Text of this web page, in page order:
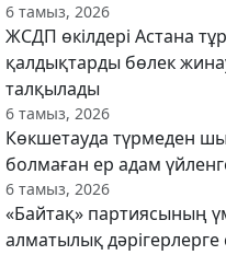
6 тамыз, 2026
ЖСДП өкілдері Астана
қалдықтарды бөлек
талқылады
6 тамыз, 2026
Көкшетауда түрмеден
болмаған ер адам
6 тамыз, 2026
«Байтақ» партиясының
алматылық дәрігерлерге